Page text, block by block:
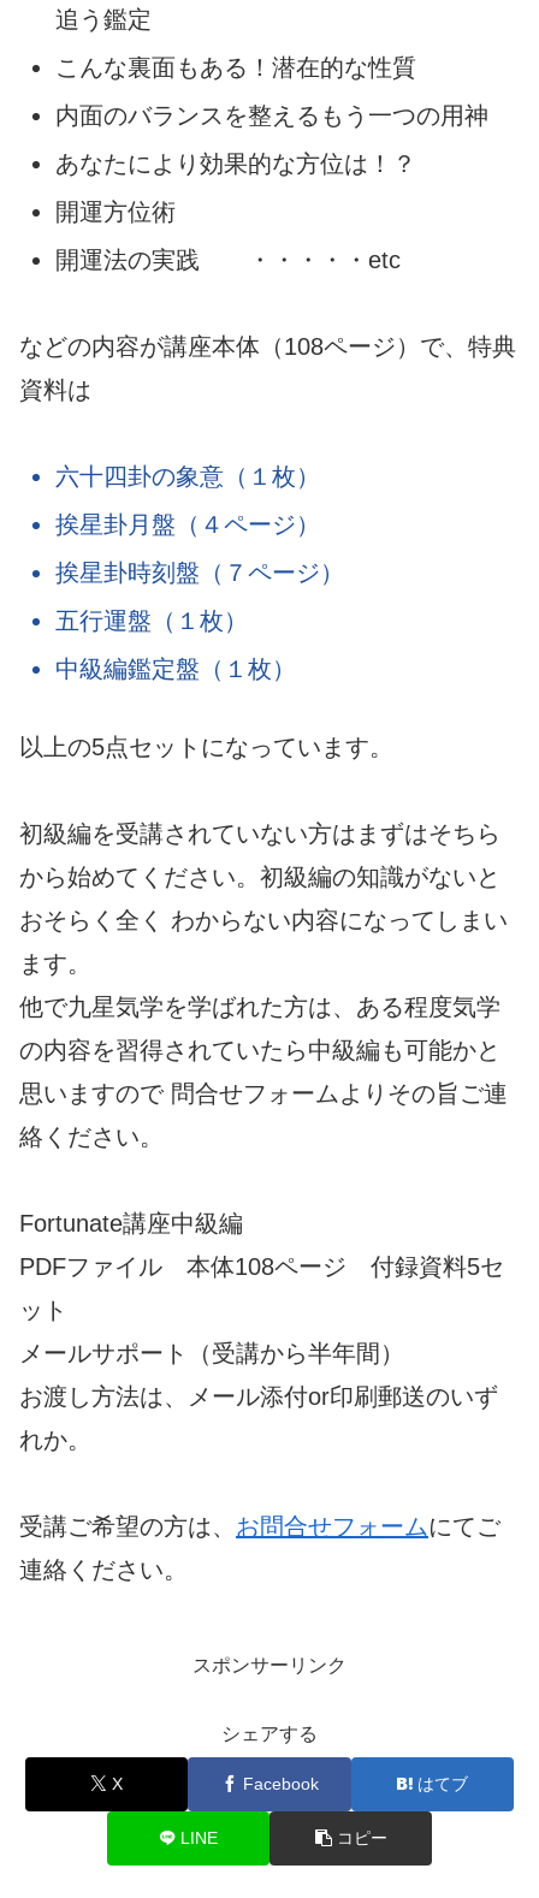
追う鑑定
こんな裏面もある！潜在的な性質
内面のバランスを整えるもう一つの用神
あなたにより効果的な方位は！？
開運方位術
開運法の実践 ・・・・・etc
などの内容が講座本体（108ページ）で、特典
資料は
六十四卦の象意（１枚）
挨星卦月盤（４ページ）
挨星卦時刻盤（７ページ）
五行運盤（１枚）
中級編鑑定盤（１枚）
以上の5点セットになっています。
初級編を受講されていない方はまずはそちら
から始めてください。初級編の知識がないと
おそらく全く わからない内容になってしまい
ます。
他で九星気学を学ばれた方は、ある程度気学
の内容を習得されていたら中級編も可能かと
思いますので 問合せフォームよりその旨ご連
絡ください。
Fortunate講座中級編
PDFファイル 本体108ページ 付録資料5セ
ット
メールサポート（受講から半年間）
お渡し方法は、メール添付or印刷郵送のいず
れか。
受講ご希望の方は、 お問合せフォームにてご
連絡ください。
スポンサーリンク
シェアする
X Facebook はてブ
LINE コピー